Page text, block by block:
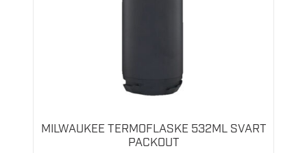
MILWAUKEE TERMOFLASKE 532ML SVART
PACKOUT